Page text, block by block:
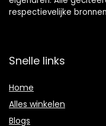
respectievelijke
Snelle links
Home
Alles winkelen
Blogs